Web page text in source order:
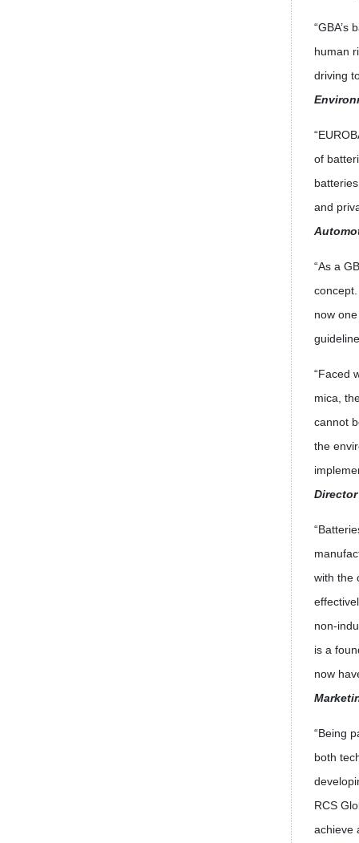
human
driving
of
and
“As a
now
“Faced
mica,
cannot
the
with the
non-
is a
now
“Being
both
RCS
achieve